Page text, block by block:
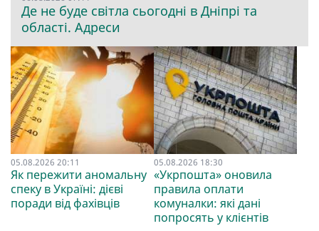
Де не буде світла сьогодні в Дніпрі та
області. Адреси
05.08.2026 20:11
Як пережити аномальну
спеку в Україні: дієві
поради від фахівців
05.08.2026 18:30
«Укрпошта» оновила
правила оплати
комуналки: які дані
попросять у клієнтів